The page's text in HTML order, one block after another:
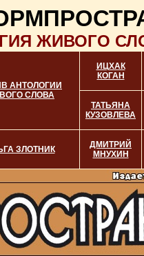
ЖИВОГО
АНТОЛОГИИ
СЛОВА
ИЦХАК
КОГАН
ТАТЬЯНА
КУЗОВЛЕВА
ЗЛОТНИК
ДМИТРИЙ
МНУХИН